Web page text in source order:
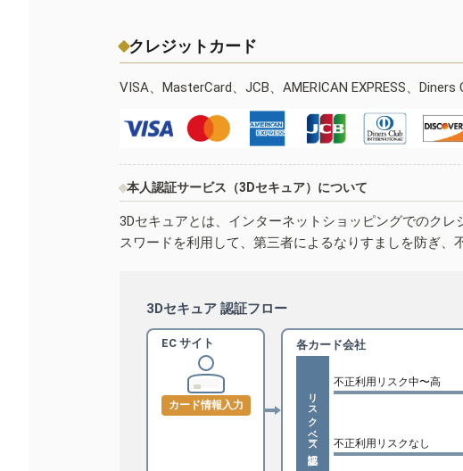
クレジットカード
VISA、MasterCard、JCB、AMERICAN EXPRESS、
本人認証サービス（3Dセキュア）について
3Dセキュアとは、インターネットショッピングでのク
スワードを利用して、第三者によるなりすましを防ぎ、
3Dセキュア 認証フロー
EC サイト
カード情報入力
各カード会社
リスクベース認証
不正利用リスク中〜高
不正利用リスクなし